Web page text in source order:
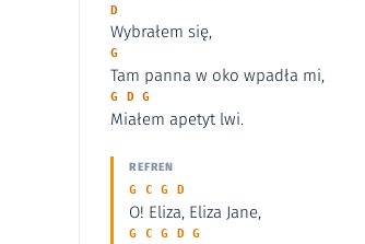
D
Wybrałem się,
G
Tam panna w oko wpadła mi,
G D G
Miałem apetyt lwi.
REFREN
G C G D
O! Eliza, Eliza Jane,
G C G D G